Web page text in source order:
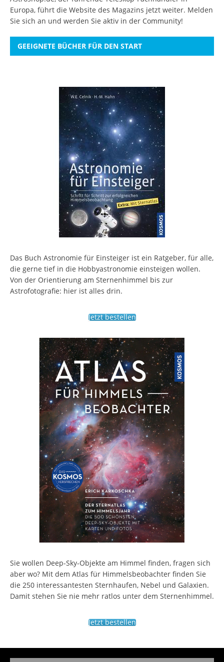
Europa, führt die Website des Magazins jetzt weiter. Melden
Sie sich an und werden Sie aktiv in der Community!
GEEIGNETE BÜCHER FÜR DEN START
Das Buch Astronomie für Einsteiger ist ein Ratgeber, für alle,
die gerne tief in die Hobbyastronomie einsteigen wollen.
Von der Orientierung am Sternenhimmel bis zur
Astrofotografie: hier ist alles drin.
Jetzt bestellen
Sie wollen Deep-Sky-Objekte am Himmel finden, fragen sich
aber wo? Mit dem Atlas für Himmelsbeobachter finden Sie
die 250 interessantesten Sternhaufen, Nebel und Galaxien.
Damit stehen Sie nie mehr ratlos unter dem Sternenhimmel.
Jetzt bestellen